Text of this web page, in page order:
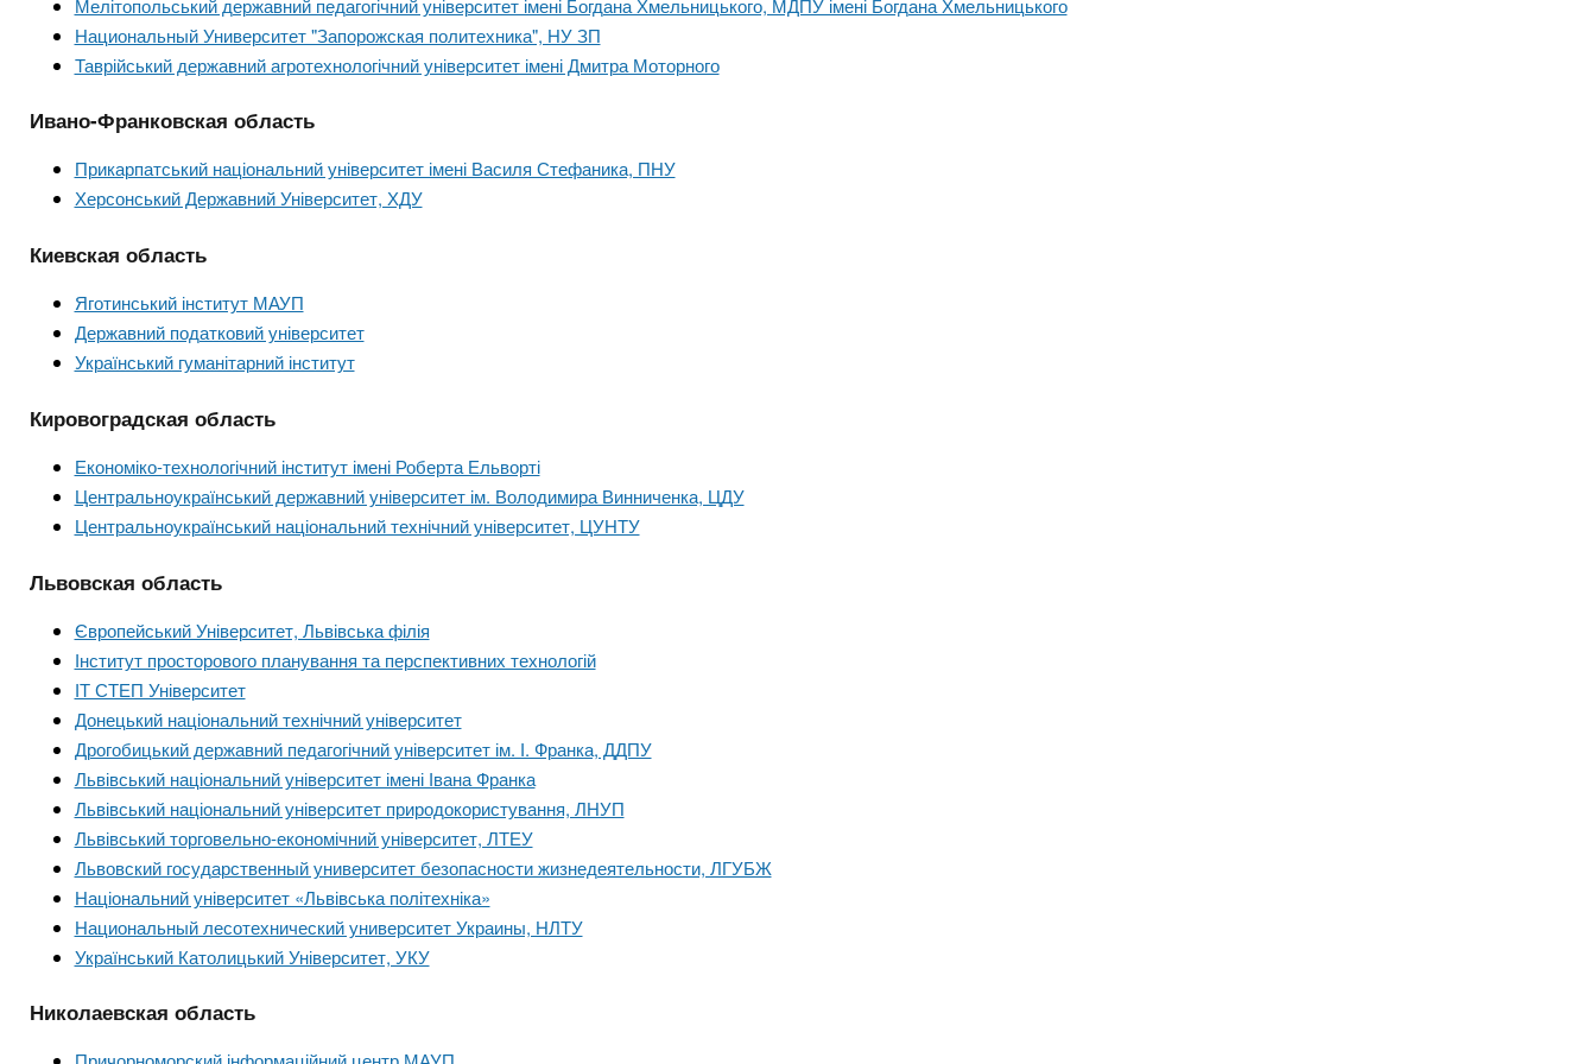
Национальный Университет "Запорожская политехника", НУ ЗП
Таврійський державний агротехнологічний університет імені Дмитра Моторного
Ивано-Франковская область
Прикарпатський національний університет імені Василя Стефаника, ПНУ
Херсонський Державний Університет, ХДУ
Киевская область
Яготинський інститут МАУП
Державний податковий університет
Український гуманітарний інститут
Кировоградская область
Економіко-технологічний інститут імені Роберта Ельворті
Центральноукраїнський державний університет ім. Володимира Винниченка, ЦДУ
Центральноукраїнський національний технічний університет, ЦУНТУ
Львовская область
Європейський Університет, Львівська філія
Інститут просторового планування та перспективних технологій
ІТ СТЕП Університет
Донецький національний технічний університет
Дрогобицький державний педагогічний університет ім. І. Франка, ДДПУ
Львівський національний університет імені Івана Франка
Львівський національний університет природокористування, ЛНУП
Львівський торговельно-економічний університет, ЛТЕУ
Львовский государственный университет безопасности жизнедеятельности, ЛГУБЖ
Національний університет «Львівська політехніка»
Национальный лесотехнический университет Украины, НЛТУ
Український Католицький Університет, УКУ
Николаевская область